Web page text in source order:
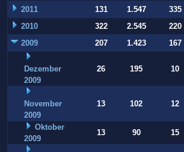
2011
131 1.547 335
2010
322 2.545 220
2009
207 1.423 167
Dezember
2009
26 195 10
November
2009
13 102 12
Oktober
2009
13 90 15